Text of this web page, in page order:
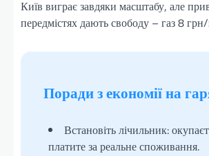
Київ виграє завдяки масштабу, але
передмістях дають свободу – газ 8 грн/
Поради з економії на
Встановіть лічильник:
платите за реальне споживання.